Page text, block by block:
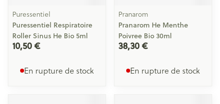
Puressentiel
Puressentiel Respiratoire
Roller Sinus He Bio 5ml
10,50 €
En rupture de stock
Pranarom
Pranarom He Menthe
Poivree Bio 30ml
38,30 €
En rupture de stock